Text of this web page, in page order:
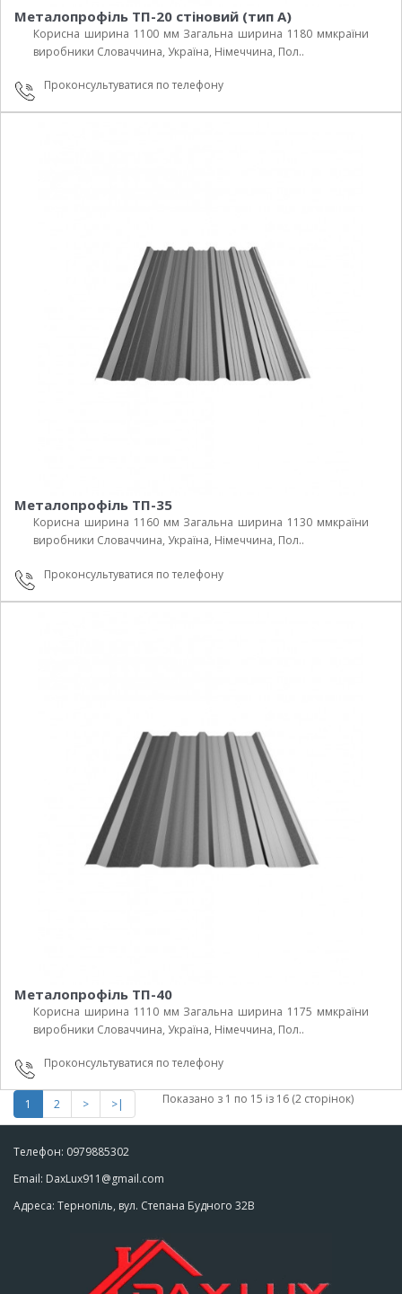
Металопрофіль ТП-20 стіновий (тип А)
Корисна ширина 1100 мм Загальна ширина 1180 ммкраїни
виробники Cловаччина, Україна, Німеччина, Пол..
Проконсультуватися по телефону
Металопрофіль ТП-35
Корисна ширина 1160 мм Загальна ширина 1130 ммкраїни
виробники Cловаччина, Україна, Німеччина, Пол..
Проконсультуватися по телефону
Металопрофіль ТП-40
Корисна ширина 1110 мм Загальна ширина 1175 ммкраїни
виробники Cловаччина, Україна, Німеччина, Пол..
Проконсультуватися по телефону
1 2 > >| Показано з 1 по 15 із 16 (2 сторінок)
Телефон: 0979885302
Email: DaxLux911@gmail.com
Адреса: Тернопіль, вул. Степана Будного 32В